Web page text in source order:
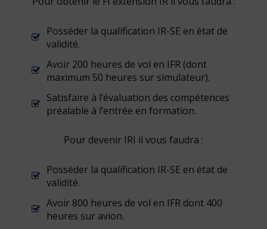
Posséder la qualification IR-SE en état de
validité.
Avoir 200 heures de vol en IFR (dont
maximum 50 heures sur simulateur).
Satisfaire à l’évaluation des compétences
préalable à l’entrée en formation.
Pour devenir IRI il vous faudra :
Posséder la qualification IR-SE en état de
validité.
Avoir 800 heures de vol en IFR dont 400
heures sur avion.